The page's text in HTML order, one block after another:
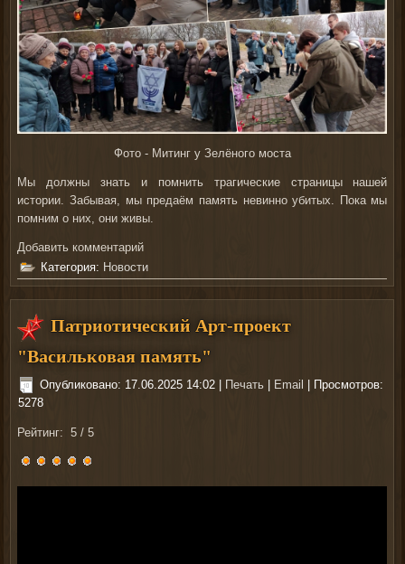
Фото - Митинг у Зелёного моста
Мы должны знать и помнить трагические страницы нашей
истории. Забывая, мы предаём память невинно убитых. Пока мы
помним о них, они живы.
Добавить комментарий
Категория: Новости
Патриотический Арт-проект
"Васильковая память"
Опубликовано: 17.06.2025 14:02 | Печать | Email | Просмотров:
5278
Рейтинг:5 /5